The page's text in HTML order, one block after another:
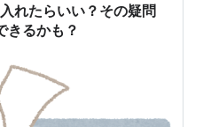
れたらいい？その疑問
きるかも？